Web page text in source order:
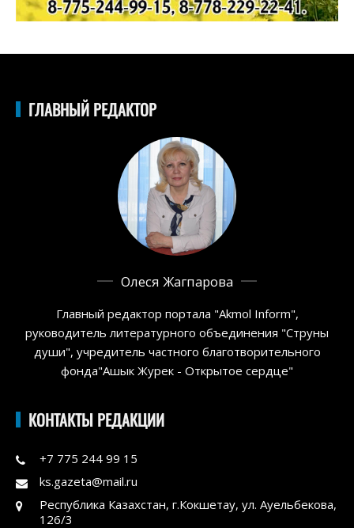
ГЛАВНЫЙ РЕДАКТОР
Олеся Жагпарова
Главный редактор портала "Akmol Inform",
руководитель литературного объединения "Струны
души", учредитель частного благотворительного
фонда"Ашык Журек - Открытое сердце"
КОНТАКТЫ РЕДАКЦИИ
+7 775 244 99 15
ks.gazeta@mail.ru
Республика Казахстан, г.Кокшетау, ул. Ауельбекова,
126/3